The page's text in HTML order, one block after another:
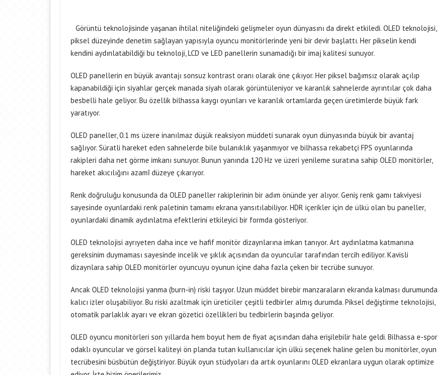
Görüntü teknolojisinde yaşanan ihtilal niteliğindeki gelişmeler oyun dünyasını da direkt etkiledi. OLED teknolojisi,
piksel düzeyinde denetim sağlayan yapısıyla oyuncu monitörlerinde yeni bir devir başlattı. Her pikselin kendi
kendini aydınlatabildiği bu teknoloji, LCD ve LED panellerin sunamadığı bir imaj kalitesi sunuyor.
OLED panellerin en büyük avantajı sonsuz kontrast oranı olarak öne çıkıyor. Her piksel bağımsız olarak açılıp
kapanabildiği için siyahlar gerçek manada siyah olarak görüntüleniyor ve karanlık sahnelerde ayrıntılar çok daha
besbelli hale geliyor. Bu özellik bilhassa kaygı oyunları ve karanlık ortamlarda geçen üretimlerde büyük fark
yaratıyor.
OLED paneller, 0.1 ms üzere inanılmaz düşük reaksiyon müddeti sunarak oyun dünyasında büyük bir avantaj
sağlıyor. Süratli hareket eden sahnelerde bile bulanıklık yaşanmıyor ve bilhassa rekabetçi FPS oyunlarında
rakipleri daha net görme imkanı sunuyor. Bunun yanında 120 Hz ve üzeri yenileme suratına sahip OLED monitörler,
hareket akıcılığını azamî düzeye çıkarıyor.
Renk doğruluğu konusunda da OLED paneller rakiplerinin bir adım önünde yer alıyor. Geniş renk gamı takviyesi
sayesinde oyunlardaki renk paletinin tamamı ekrana yansıtılabiliyor. HDR içerikler için de ülkü olan bu paneller,
oyunlardaki dinamik aydınlatma efektlerini etkileyici bir formda gösteriyor.
OLED teknolojisi ayrıyeten daha ince ve hafif monitör dizaynlarına imkan tanıyor. Art aydınlatma katmanına
gereksinim duymaması sayesinde incelik ve şıklık açısından da oyuncular tarafından tercih ediliyor. Kavisli
dizaynlara sahip OLED monitörler oyuncuyu oyunun içine daha fazla çeken bir tecrübe sunuyor.
Ancak OLED teknolojisi yanma (burn-in) riski taşıyor. Uzun müddet birebir manzaraların ekranda kalması durumunda
kalıcı izler oluşabiliyor. Bu riski azaltmak için üreticiler çeşitli tedbirler almış durumda. Piksel değiştirme teknolojisi,
otomatik parlaklık ayarı ve ekran gözetici özellikleri bu tedbirlerin başında geliyor.
OLED oyuncu monitörleri son yıllarda hem boyut hem de fiyat açısından daha erişilebilir hale geldi. Bilhassa e-spor
odaklı oyuncular ve görsel kaliteyi ön planda tutan kullanıcılar için ülkü seçenek haline gelen bu monitörler, oyun
tecrübesini büsbütün değiştiriyor. Büyük oyun stüdyoları da artık oyunlarını OLED ekranlara uygun olarak optimize